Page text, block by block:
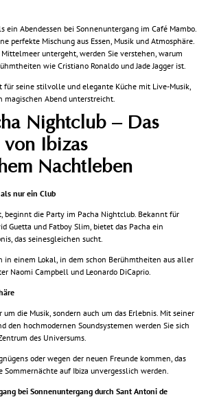
ein Abendessen bei Sonnenuntergang im Café Mambo.
perfekte Mischung aus Essen, Musik und Atmosphäre.
untergeht, werden Sie verstehen, warum
wie Cristiano Ronaldo und Jade Jagger ist.
für seine stilvolle und elegante Küche mit Live-Musik,
Abend unterstreicht.
Nightclub – Das
von Ibizas
Nachtleben
nur ein Club
beginnt die Party im Pacha Nightclub. Bekannt für
Guetta und Fatboy Slim, bietet das Pacha ein
das seinesgleichen sucht.
in einem Lokal, in dem schon Berühmtheiten aus aller
Naomi Campbell und Leonardo DiCaprio.
die Musik, sondern auch um das Erlebnis. Mit seiner
den hochmodernen Soundsystemen werden Sie sich
des Universums.
oder wegen der neuen Freunde kommen, das
Sommernächte auf Ibiza unvergesslich werden.
bei Sonnenuntergang durch Sant Antoni de